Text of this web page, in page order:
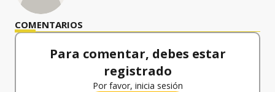
COMENTARIOS
Para comentar, debes estar
registrado
Por favor, inicia sesión